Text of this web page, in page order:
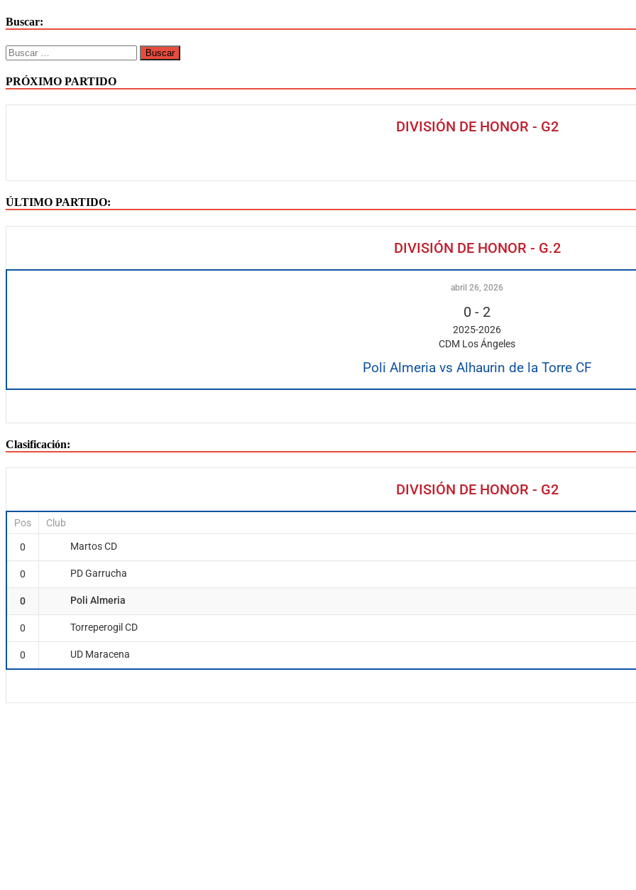
Buscar:
PRÓXIMO PARTIDO
DIVISIÓN DE HONOR - G2
ÚLTIMO PARTIDO:
DIVISIÓN DE HONOR - G.2
abril 26, 2026
0 - 2
2025-2026
CDM Los Ángeles
Poli Almeria vs Alhaurin de la Torre CF
Clasificación:
DIVISIÓN DE HONOR - G2
Pos Club
0 Martos CD
0 PD Garrucha
0 Poli Almeria
0 Torreperogil CD
0 UD Maracena